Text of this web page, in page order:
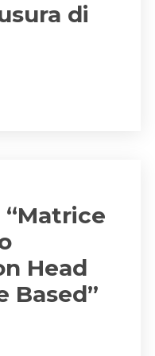
di
“Matrice
Head
Based”